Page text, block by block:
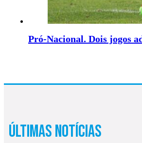
Pró-Nacional. Dois jogos
Últimas Notícias